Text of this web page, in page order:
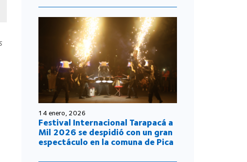
14 enero, 2026
Festival Internacional Tarapacá a
Mil 2026 se despidió con un gran
espectáculo en la comuna de Pica